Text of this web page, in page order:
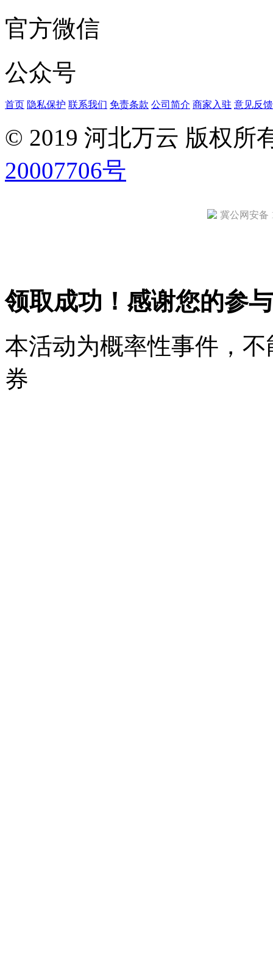
官方微信
公众号
首页 隐私保护 联系我们 免责条款 公司简介 商家入驻 意见反馈
© 2019 河北万云 版权
20007706号
冀公网安备
领取成功！感谢您的参
本活动为概率性事件，
券